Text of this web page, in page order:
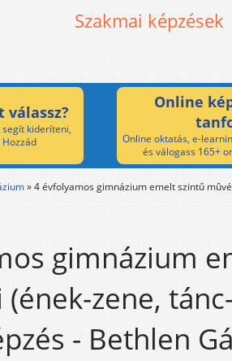
Szakmai képzések
válassz?
kideríteni,
Online
Online oktatás, e-
és válogass 165+
»4 évfolyamos gimnázium emelt szintű
gimnázium
zene,
- Bethlen